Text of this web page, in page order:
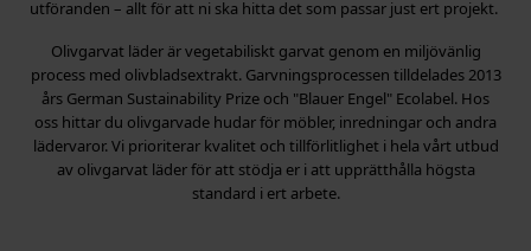
utföranden – allt för att ni ska hitta det som passar just ert projekt.
Olivgarvat läder är vegetabiliskt garvat genom en miljövänlig
process med olivbladsextrakt. Garvningsprocessen tilldelades 2013
års German Sustainability Prize och "Blauer Engel" Ecolabel. Hos
oss hittar du olivgarvade hudar för möbler, inredningar och andra
lädervaror. Vi prioriterar kvalitet och tillförlitlighet i hela vårt utbud
av olivgarvat läder för att stödja er i att upprätthålla högsta
standard i ert arbete.